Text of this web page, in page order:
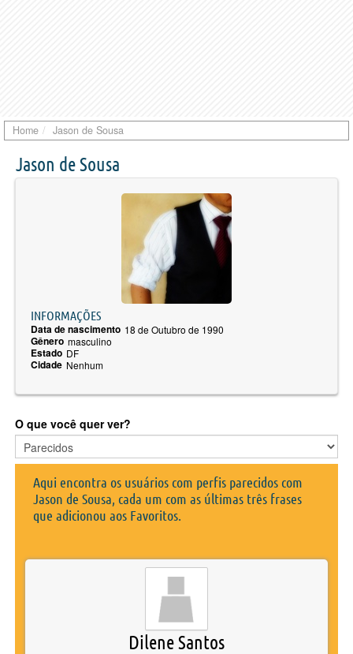
Home Jason de Sousa
Jason de Sousa
INFORMAÇÕES
Data de nascimento 18 de Outubro de 1990
Gênero masculino
Estado DF
Cidade Nenhum
O que você quer ver?
Aqui encontra os usuários com perfis parecidos com
Jason de Sousa, cada um com as últimas três frases
que adicionou aos Favoritos.
Dilene Santos